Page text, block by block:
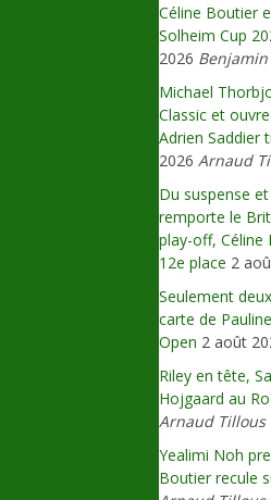
Céline Boutier
Solheim Cup
2026
Michael
Classic et
Adrien Saddier
2026 Arnaud
Du suspense
remporte le
play-off, Céline
12e place 2
Seulement
carte de
Open 2 août
Riley en tête,
Hojgaard au
Arnaud Tillous
Yealimi Noh
Boutier recule